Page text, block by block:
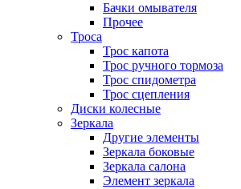
Бачки омывателя
Прочее
Троса
Трос капота
Трос ручного тормоза
Трос спидометра
Трос сцепления
Диски колесные
Зеркала
Другие элементы
Зеркала боковые
Зеркала салона
Элемент зеркала